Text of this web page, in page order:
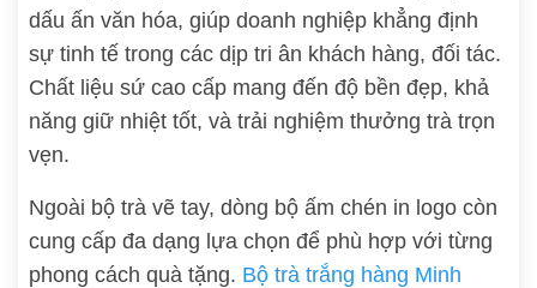
dấu ấn văn hóa, giúp doanh nghiệp khẳng định
sự tinh tế trong các dịp tri ân khách hàng, đối tác.
Chất liệu sứ cao cấp mang đến độ bền đẹp, khả
năng giữ nhiệt tốt, và trải nghiệm thưởng trà trọn
vẹn.
Ngoài bộ trà vẽ tay, dòng bộ ấm chén in logo còn
cung cấp đa dạng lựa chọn để phù hợp với từng
phong cách quà tặng. Bộ trà trắng hàng Minh